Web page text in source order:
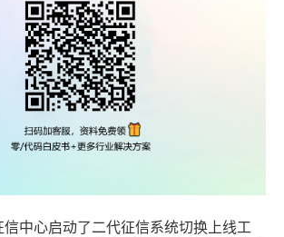
信中心启动了二代征信系统切换上线工